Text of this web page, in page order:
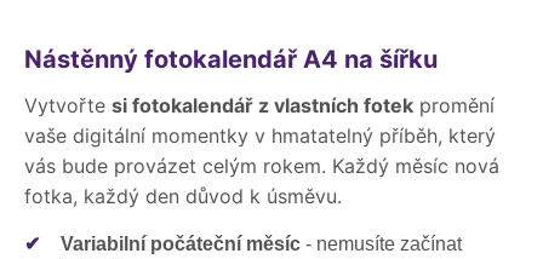
Nástěnný fotokalendář A4 na šířku
Vytvořte si fotokalendář z vlastních fotek promění
vaše digitální momentky v hmatatelný příběh, který
vás bude provázet celým rokem. Každý měsíc nová
fotka, každý den důvod k úsměvu.
✔ Variabilní počáteční měsíc - nemusíte začínat